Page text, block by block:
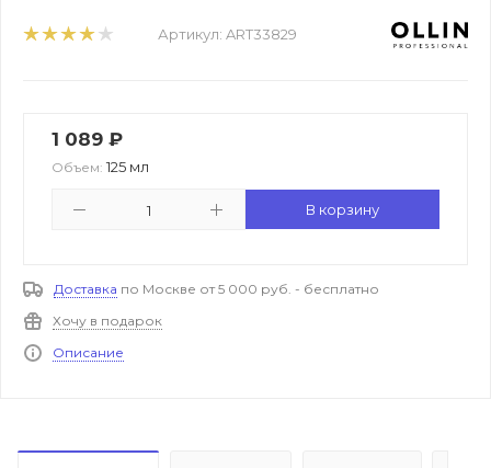
Артикул: ART33829
1 089 ₽
Объем: 125 мл
В корзину
Доставка по Москве от 5 000 руб. - бесплатно
Хочу в подарок
Описание